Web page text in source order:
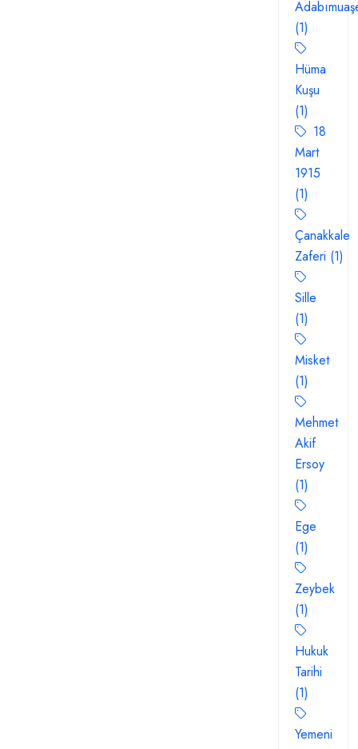
(1)
Hüma
Kuşu
(1)
18
Mart
1915
(1)
Çanakkale
Zaferi (1)
Sille
(1)
Misket
(1)
Mehmet
Akif
Ersoy
(1)
Ege
(1)
Zeybek
(1)
Hukuk
Tarihi
(1)
Yemeni